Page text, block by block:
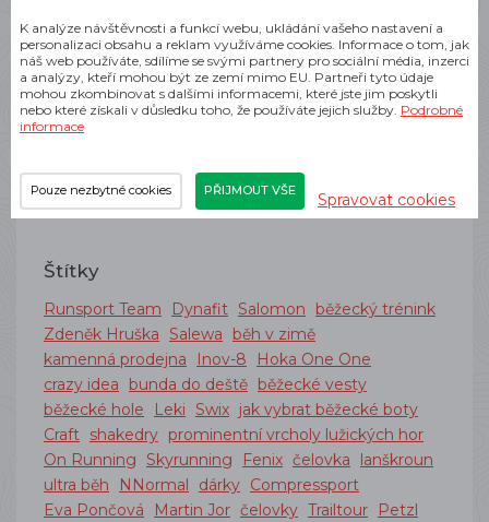
Trénink(10)
Ze světa běhu(1)
Novinky(15)
Dárky pro sportovce
Štítky
Runsport Team Dynafit Salomon
běžecký trénink
Zdeněk Hruška
Salewa
běh v zimě
kamenná prodejna
Inov-8
Hoka One One
crazy idea
bunda do deště běžecké vesty
běžecké hole
Leki Swix jak vybrat běžecké boty
Craft shakedry prominentní vrcholy lužických hor
On Running
Skyrunning Fenix čelovka
lanškroun
ultra běh
NNormal dárky Compressport
Eva Pončová
Martin Jor čelovky Trailtour
Petzl
K analýze návštěvnosti a funkcí webu, ukládání vašeho nastavení a
personalizaci obsahu a reklam využíváme cookies. Informace o tom, jak
náš web používáte, sdílíme se svými partnery pro sociální média, inzerci
a analýzy, kteří mohou být ze zemí mimo EU. Partneři tyto údaje
mohou zkombinovat s dalšími informacemi, které jste jim poskytli
nebo které získali v důsledku toho, že používáte jejich služby. Podrobné
informace
Pouze nezbytné cookies PŘIJMOUT VŠE Spravovat cookies